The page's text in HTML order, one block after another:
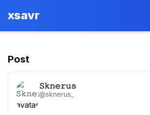
xsavr
Post
𝚂𝚔𝚗𝚎𝚛𝚞𝚜
@sknerus_